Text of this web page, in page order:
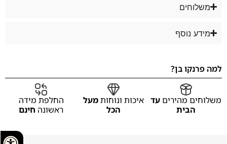
משלוחים
מידע נוסף
למה פרנקו בן?
משלוחים מהיריםעד
הבית
איכות ונוחותמעל
הכל
החלפת מידה
ראשונה חינם